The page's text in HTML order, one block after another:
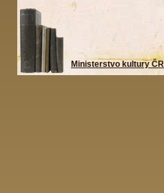
Ministerstvo kultury ČR